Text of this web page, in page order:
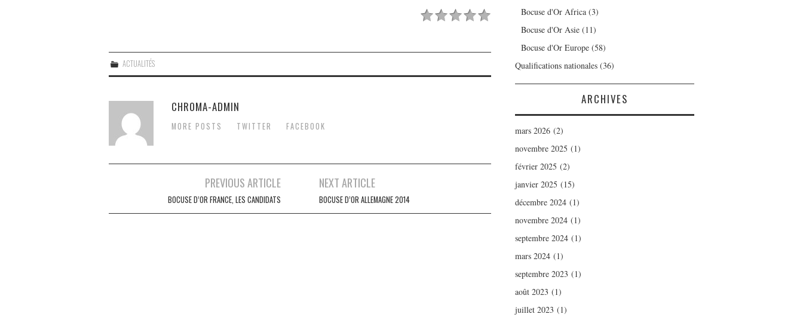
ACTUALITÉS
CHROMA-ADMIN
MORE POSTS TWITTER FACEBOOK
PREVIOUS ARTICLE
BOCUSE D’OR FRANCE, LES CANDIDATS
NEXT ARTICLE
BOCUSE D’OR ALLEMAGNE 2014
Bocuse d'Or Africa (3)
Bocuse d'Or Asie (11)
Bocuse d'Or Europe (58)
Qualifications nationales (36)
ARCHIVES
mars 2026 (2)
novembre 2025 (1)
février 2025 (2)
janvier 2025 (15)
décembre 2024 (1)
novembre 2024 (1)
septembre 2024 (1)
mars 2024 (1)
septembre 2023 (1)
août 2023 (1)
juillet 2023 (1)